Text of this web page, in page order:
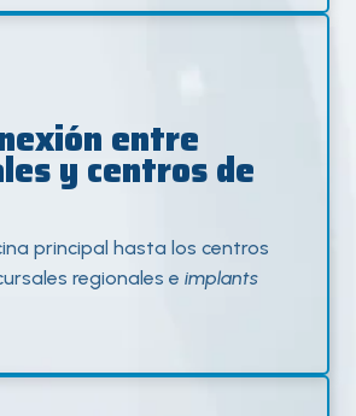
entre
y centros de
principal hasta los centros
regionales eimplants